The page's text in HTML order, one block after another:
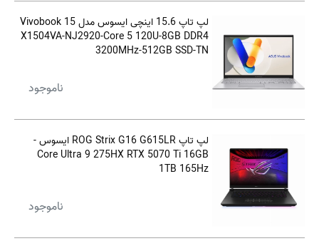
لپ تاپ 15.6 اینچی ایسوس مدل Vivobook 15
X1504VA-NJ2920-Core 5 120U-8GB DDR4
3200MHz-512GB SSD-TN
ناموجود
لپ تاپ ROG Strix G16 G615LR ایسوس -
Core Ultra 9 275HX RTX 5070 Ti 16GB
1TB 165Hz
ناموجود